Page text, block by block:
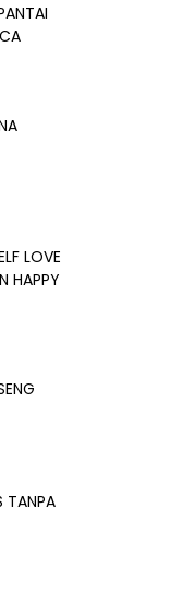
LOVE
HAPPY
TANPA